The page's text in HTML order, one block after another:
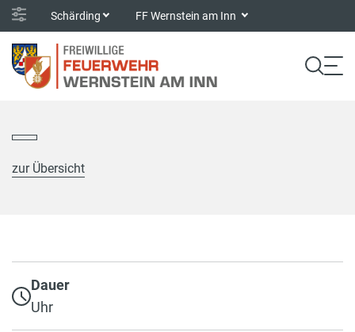
Schärding FF Wernstein am Inn
zur Übersicht
Dauer
Uhr